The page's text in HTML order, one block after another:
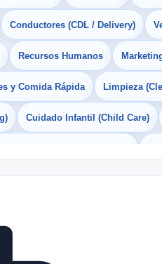
Conductores (CDL / Delivery)
Recursos Humanos
y Comida Rápida Limpieza
Cuidado Infantil (Child Care)
Empleos para